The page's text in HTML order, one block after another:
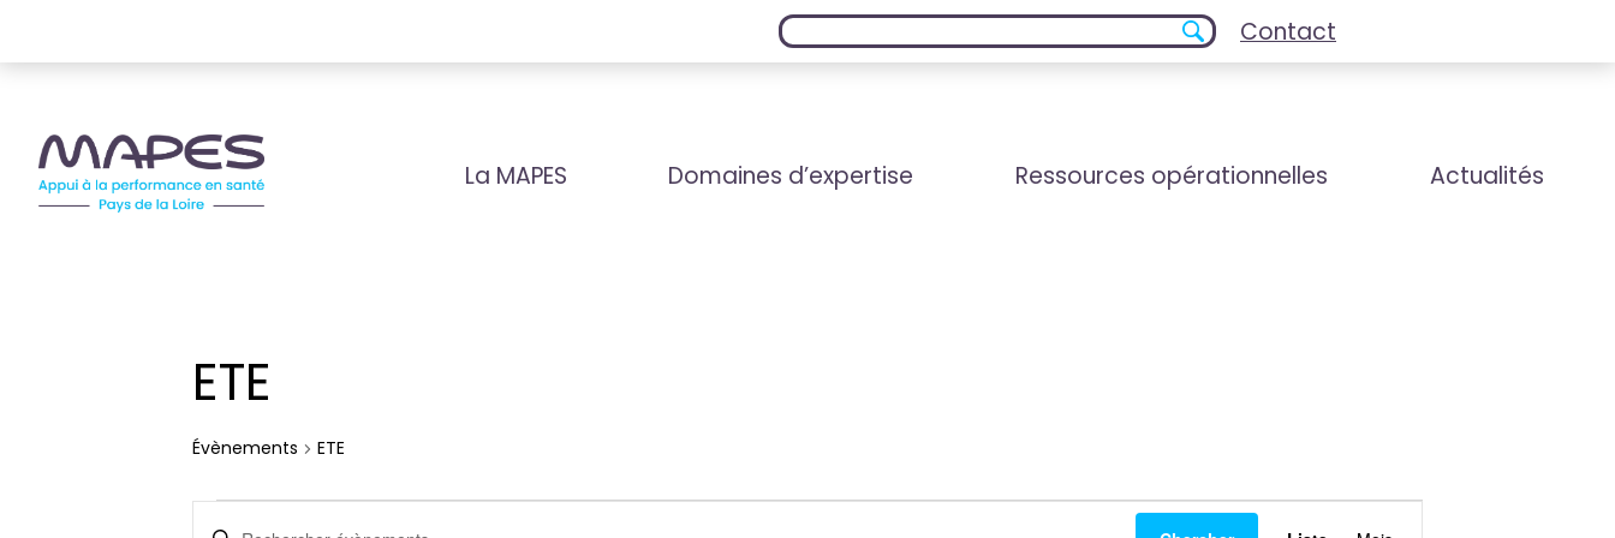
Contact
La MAPES Domaines d’expertise Ressources opérationnelles Actualités
ETE
Évènements ETE
Évènements
Recherche
Saisir Navigation